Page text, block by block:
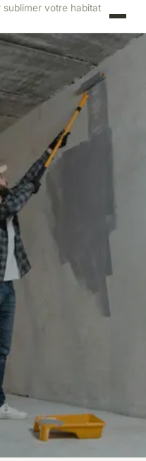
sublimer votre habitat